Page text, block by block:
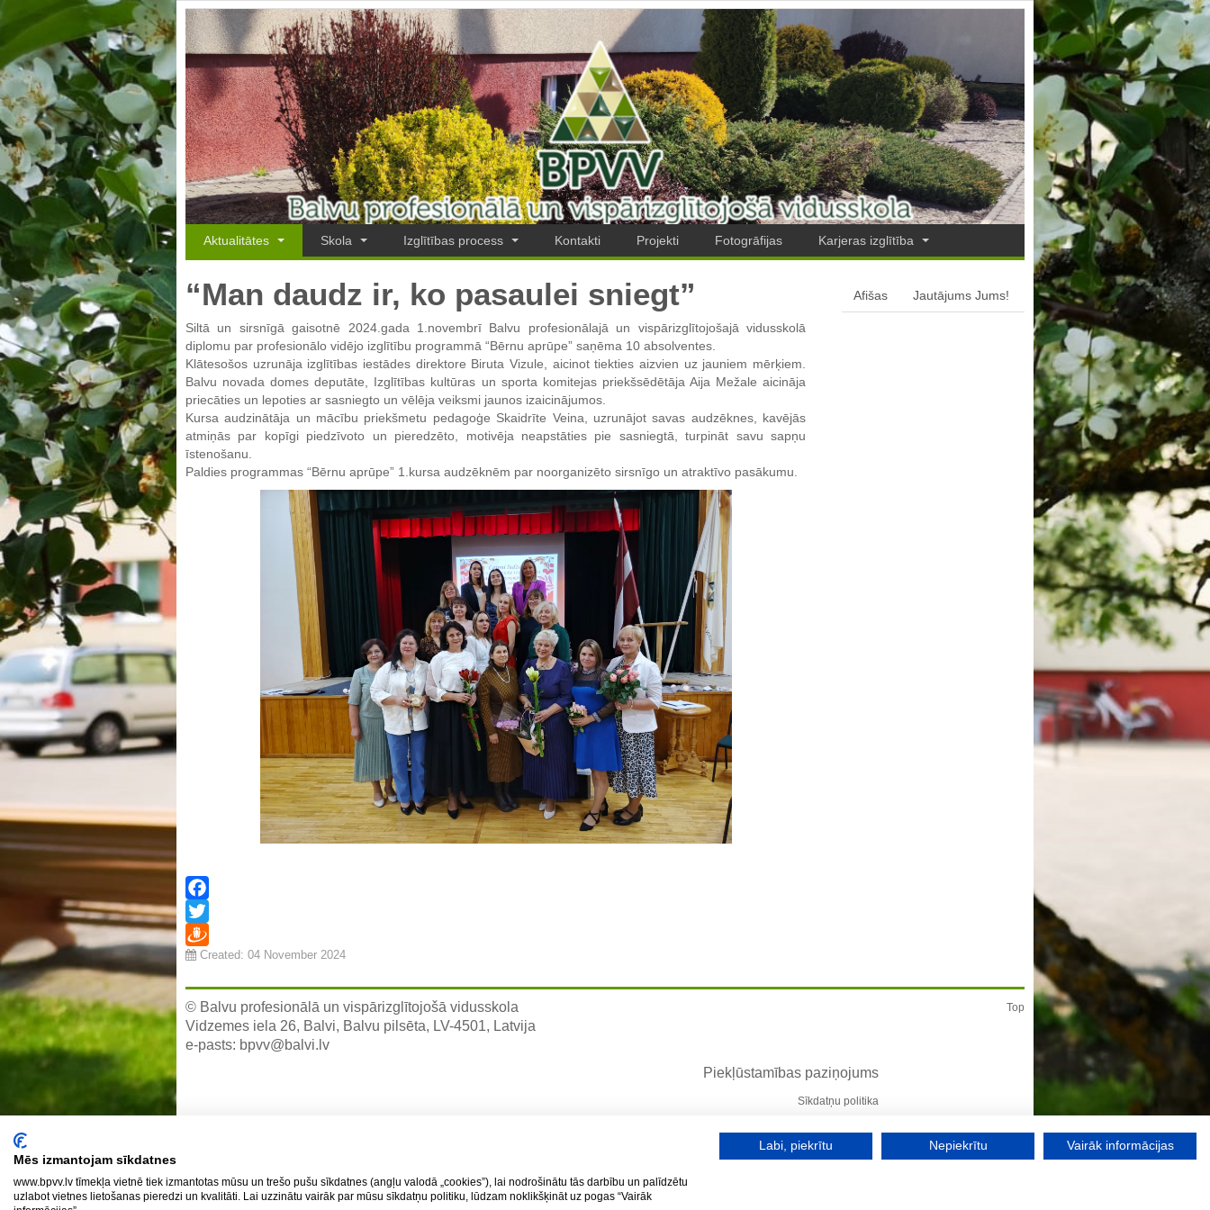
Aktualitātes Skola Izglītības process Kontakti Projekti Fotogrāfijas Karjeras izglītība
“Man daudz ir, ko pasaulei sniegt”
Siltā un sirsnīgā gaisotnē 2024.gada 1.novembrī Balvu profesionālajā un vispārizglītojošajā vidusskolā
diplomu par profesionālo vidējo izglītību programmā “Bērnu aprūpe” saņēma 10 absolventes.
Klātesošos uzrunāja izglītības iestādes direktore Biruta Vizule, aicinot tiekties aizvien uz jauniem mērķiem.
Balvu novada domes deputāte, Izglītības kultūras un sporta komitejas priekšsēdētāja Aija Mežale aicināja
priecāties un lepoties ar sasniegto un vēlēja veiksmi jaunos izaicinājumos.
Kursa audzinātāja un mācību priekšmetu pedagoģe Skaidrīte Veina, uzrunājot savas audzēknes, kavējās
atmiņās par kopīgi piedzīvoto un pieredzēto, motivēja neapstāties pie sasniegtā, turpināt savu sapņu
īstenošanu.
Paldies programmas “Bērnu aprūpe” 1.kursa audzēknēm par noorganizēto sirsnīgo un atraktīvo pasākumu.
Facebook
Twitter
Draugiem
Created: 04 November 2024
Afišas Jautājums Jums!
© Balvu profesionālā un vispārizglītojošā vidusskola
Vidzemes iela 26, Balvi, Balvu pilsēta, LV-4501, Latvija
e-pasts: bpvv@balvi.lv
Piekļūstamības paziņojums
Sīkdatņu politika
Top
Mēs izmantojam sīkdatnes
www.bpvv.lv tīmekļa vietnē tiek izmantotas mūsu un trešo pušu sīkdatnes (angļu valodā „cookies”), lai nodrošinātu tās darbību un palīdzētu
uzlabot vietnes lietošanas pieredzi un kvalitāti. Lai uzzinātu vairāk par mūsu sīkdatņu politiku, lūdzam noklikšķināt uz pogas “Vairāk
Labi, piekrītu Nepiekrītu Vairāk informācijas